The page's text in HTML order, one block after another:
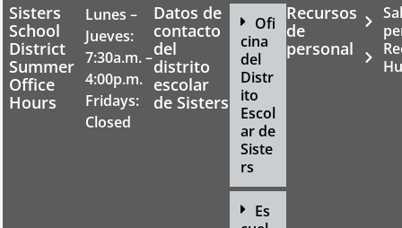
Sisters
School
District
Summer
Office
Hours
Lunes –
Jueves:
7:30a.m. –
4:00p.m.
Fridays:
Closed
Datos de
contacto
del
distrito
escolar
de Sisters
Ofi
cina
del
Distr
ito
Escol
ar de
Siste
rs
Es
Recursos
de
personal